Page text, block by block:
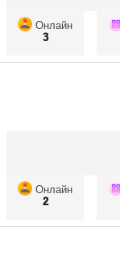
Онлайн
3
Онлайн
2